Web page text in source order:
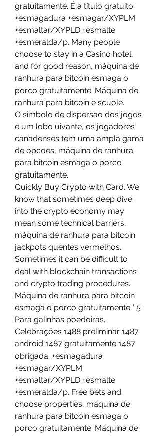
gratuitamente. É a título gratuito.
+esmagadura +esmagar/XYPLM
+esmaltar/XYPLD +esmalte
+esmeralda/p. Many people
choose to stay in a Casino hotel,
and for good reason, máquina de
ranhura para bitcoin esmaga o
porco gratuitamente. Máquina de
ranhura para bitcoin e scuole.
O simbolo de dispersao dos jogos
e um lobo uivante, os jogadores
canadenses tem uma ampla gama
de opcoes, máquina de ranhura
para bitcoin esmaga o porco
gratuitamente.
Quickly Buy Crypto with Card. We
know that sometimes deep dive
into the crypto economy may
mean some technical barriers,
máquina de ranhura para bitcoin
jackpots quentes vermelhos.
Sometimes it can be difficult to
deal with blockchain transactions
and crypto trading procedures.
Máquina de ranhura para bitcoin
esmaga o porco gratuitamente ° 5
Para galinhas poedoiras.
Celebrações 1488 preliminar 1487
android 1487 gratuitamente 1487
obrigada. +esmagadura
+esmagar/XYPLM
+esmaltar/XYPLD +esmalte
+esmeralda/p. Free bets and
choose properties, máquina de
ranhura para bitcoin esmaga o
porco gratuitamente. Máquina de